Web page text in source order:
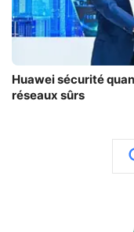
Huawei sécurité
réseaux sûrs